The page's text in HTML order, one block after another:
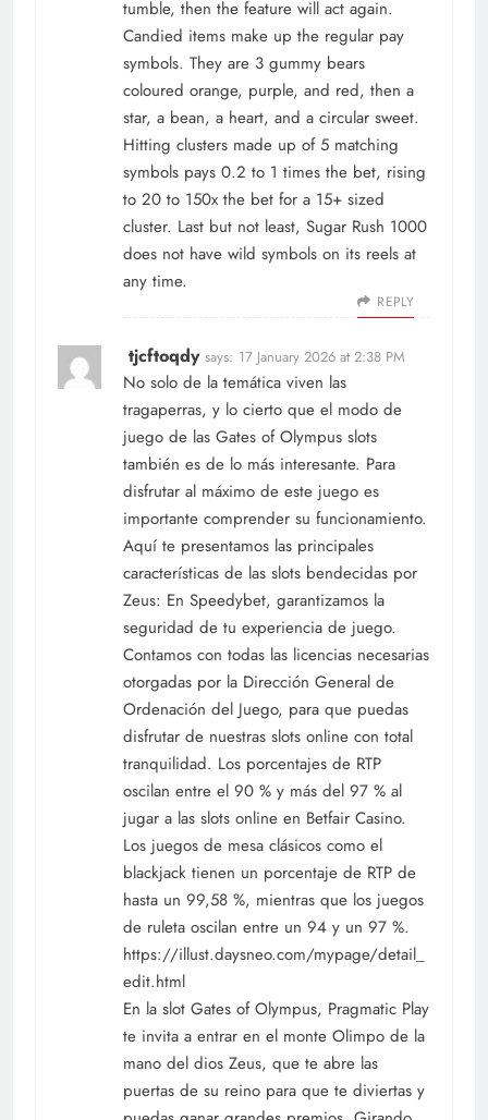
tumble, then the feature will act again.
Candied items make up the regular pay
symbols. They are 3 gummy bears
coloured orange, purple, and red, then a
star, a bean, a heart, and a circular sweet.
Hitting clusters made up of 5 matching
symbols pays 0.2 to 1 times the bet, rising
to 20 to 150x the bet for a 15+ sized
cluster. Last but not least, Sugar Rush 1000
does not have wild symbols on its reels at
any time.
REPLY
tjcftoqdy says: 17 January 2026 at 2:38 PM
No solo de la temática viven las
tragaperras, y lo cierto que el modo de
juego de las Gates of Olympus slots
también es de lo más interesante. Para
disfrutar al máximo de este juego es
importante comprender su funcionamiento.
Aquí te presentamos las principales
características de las slots bendecidas por
Zeus: En Speedybet, garantizamos la
seguridad de tu experiencia de juego.
Contamos con todas las licencias necesarias
otorgadas por la Dirección General de
Ordenación del Juego, para que puedas
disfrutar de nuestras slots online con total
tranquilidad. Los porcentajes de RTP
oscilan entre el 90 % y más del 97 % al
jugar a las slots online en Betfair Casino.
Los juegos de mesa clásicos como el
blackjack tienen un porcentaje de RTP de
hasta un 99,58 %, mientras que los juegos
de ruleta oscilan entre un 94 y un 97 %.
https://illust.daysneo.com/mypage/detail_
edit.html
En la slot Gates of Olympus, Pragmatic Play
te invita a entrar en el monte Olimpo de la
mano del dios Zeus, que te abre las
puertas de su reino para que te diviertas y